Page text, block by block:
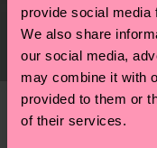
provide social media
We also share
our social media,
may combine it with
provided to them or
of their services.
Sneaker